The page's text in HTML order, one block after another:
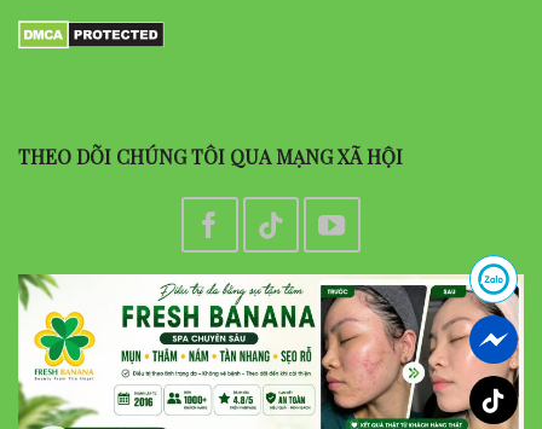
THEO DÕI CHÚNG TÔI QUA MẠNG XÃ HỘI